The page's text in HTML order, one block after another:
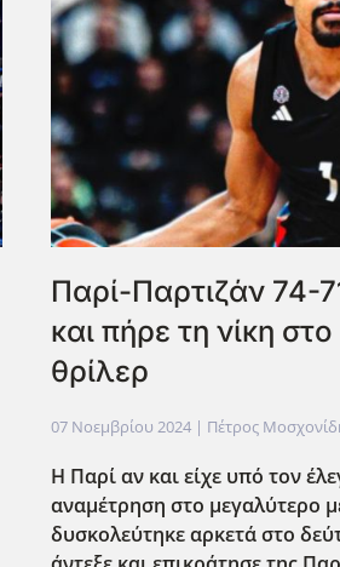
Παρί-Παρτιζάν 74-
και πήρε τη νίκη
θρίλερ
07 Νοεμβρίου 2024 | Πέτρος
Η Παρί αν και είχε υπό τον
αναμέτρηση στο μεγαλύτερο
δυσκολεύτηκε αρκετά στο